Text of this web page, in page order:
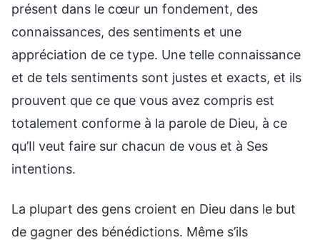
présent dans le cœur un fondement, des
connaissances, des sentiments et une
appréciation de ce type. Une telle connaissance
et de tels sentiments sont justes et exacts, et ils
prouvent que ce que vous avez compris est
totalement conforme à la parole de Dieu, à ce
qu’Il veut faire sur chacun de vous et à Ses
intentions.
La plupart des gens croient en Dieu dans le but
de gagner des bénédictions. Même s’ils